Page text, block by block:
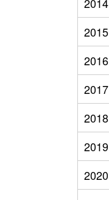
2015
2016
2017
2018
2019
2020